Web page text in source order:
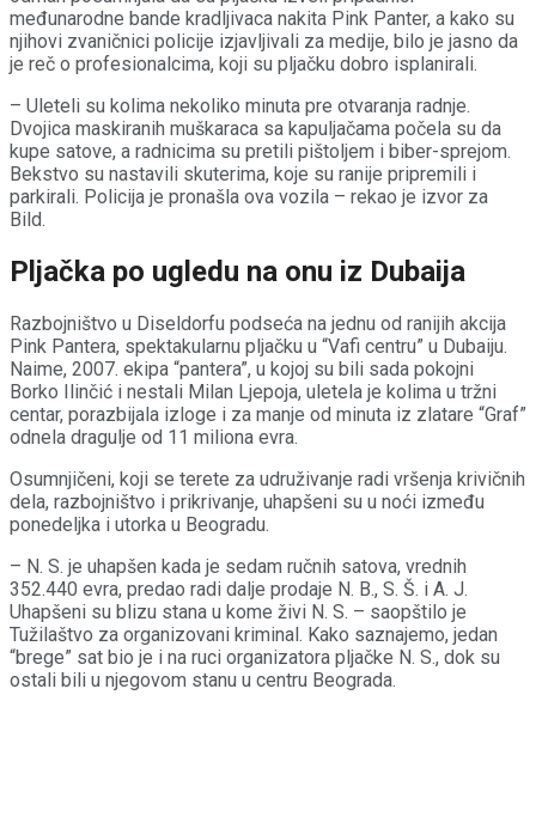
međunarodne bande kradljivaca nakita Pink Panter, a kako su
njihovi zvaničnici policije izjavljivali za medije, bilo je jasno da
je reč o profesionalcima, koji su pljačku dobro isplanirali.
– Uleteli su kolima nekoliko minuta pre otvaranja radnje.
Dvojica maskiranih muškaraca sa kapuljačama počela su da
kupe satove, a radnicima su pretili pištoljem i biber-sprejom.
Bekstvo su nastavili skuterima, koje su ranije pripremili i
parkirali. Policija je pronašla ova vozila – rekao je izvor za
Bild.
Pljačka po ugledu na onu iz Dubaija
Razbojništvo u Diseldorfu podseća na jednu od ranijih akcija
Pink Pantera, spektakularnu pljačku u “Vafi centru” u Dubaiju.
Naime, 2007. ekipa “pantera”, u kojoj su bili sada pokojni
Borko Ilinčić i nestali Milan Ljepoja, uletela je kolima u tržni
centar, porazbijala izloge i za manje od minuta iz zlatare “Graf”
odnela dragulje od 11 miliona evra.
Osumnjičeni, koji se terete za udruživanje radi vršenja krivičnih
dela, razbojništvo i prikrivanje, uhapšeni su u noći između
ponedeljka i utorka u Beogradu.
– N. S. je uhapšen kada je sedam ručnih satova, vrednih
352.440 evra, predao radi dalje prodaje N. B., S. Š. i A. J.
Uhapšeni su blizu stana u kome živi N. S. – saopštilo je
Tužilaštvo za organizovani kriminal. Kako saznajemo, jedan
“brege” sat bio je i na ruci organizatora pljačke N. S., dok su
ostali bili u njegovom stanu u centru Beograda.